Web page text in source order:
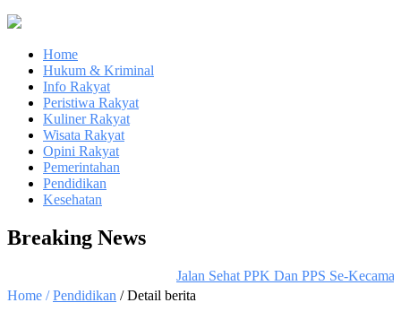
Home
Hukum & Kriminal
Info Rakyat
Peristiwa Rakyat
Kuliner Rakyat
Wisata Rakyat
Opini Rakyat
Pemerintahan
Pendidikan
Kesehatan
Breaking News
Jalan Sehat PPK Dan PPS Se-
Home /Pendidikan / Detail berita